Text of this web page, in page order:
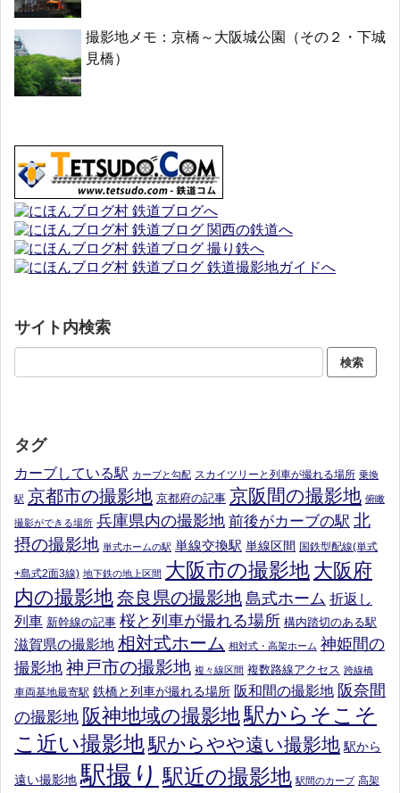
撮影地メモ：京橋～大阪城公園（その２・下城
見橋）
サイト内検索
タグ
カーブしている駅 カーブと勾配 スカイツリーと列車が撮れる場所 乗換
駅 京都市の撮影地 京都府の記事 京阪間の撮影地 俯瞰
撮影ができる場所 兵庫県内の撮影地 前後がカーブの駅 北
摂の撮影地 単式ホームの駅 単線交換駅 単線区間 国鉄型配線(単式
+島式2面3線) 地下鉄の地上区間 大阪市の撮影地 大阪府
内の撮影地奈良県の撮影地 島式ホーム 折返し
列車 新幹線の記事 桜と列車が撮れる場所 構内踏切のある駅
滋賀県の撮影地 相対式ホーム 相対式・高架ホーム 神姫間の
撮影地神戸市の撮影地 複々線区間 複数路線アクセス 跨線橋
車両基地最寄駅 鉄橋と列車が撮れる場所 阪和間の撮影地 阪奈間
の撮影地 阪神地域の撮影地駅からそこそ
こ近い撮影地駅からやや遠い撮影地 駅から
遠い撮影地 駅撮り 駅近の撮影地 駅間のカーブ 高架